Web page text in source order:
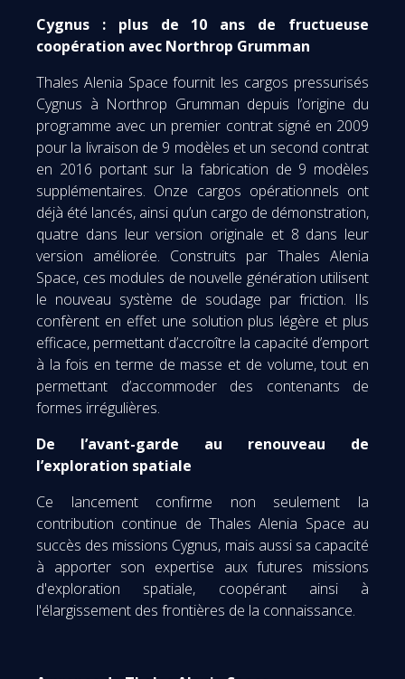
Cygnus : plus de 10 ans de fructueuse
coopération avec Northrop Grumman
Thales Alenia Space fournit les cargos pressurisés
Cygnus à Northrop Grumman depuis l’origine du
programme avec un premier contrat signé en 2009
pour la livraison de 9 modèles et un second contrat
en 2016 portant sur la fabrication de 9 modèles
supplémentaires. Onze cargos opérationnels ont
déjà été lancés, ainsi qu’un cargo de démonstration,
quatre dans leur version originale et 8 dans leur
version améliorée. Construits par Thales Alenia
Space, ces modules de nouvelle génération utilisent
le nouveau système de soudage par friction. Ils
confèrent en effet une solution plus légère et plus
efficace, permettant d’accroître la capacité d’emport
à la fois en terme de masse et de volume, tout en
permettant d’accommoder des contenants de
formes irrégulières.
De l’avant-garde au renouveau de
l’exploration spatiale
Ce lancement confirme non seulement la
contribution continue de Thales Alenia Space au
succès des missions Cygnus, mais aussi sa capacité
à apporter son expertise aux futures missions
d'exploration spatiale, coopérant ainsi à
l'élargissement des frontières de la connaissance.